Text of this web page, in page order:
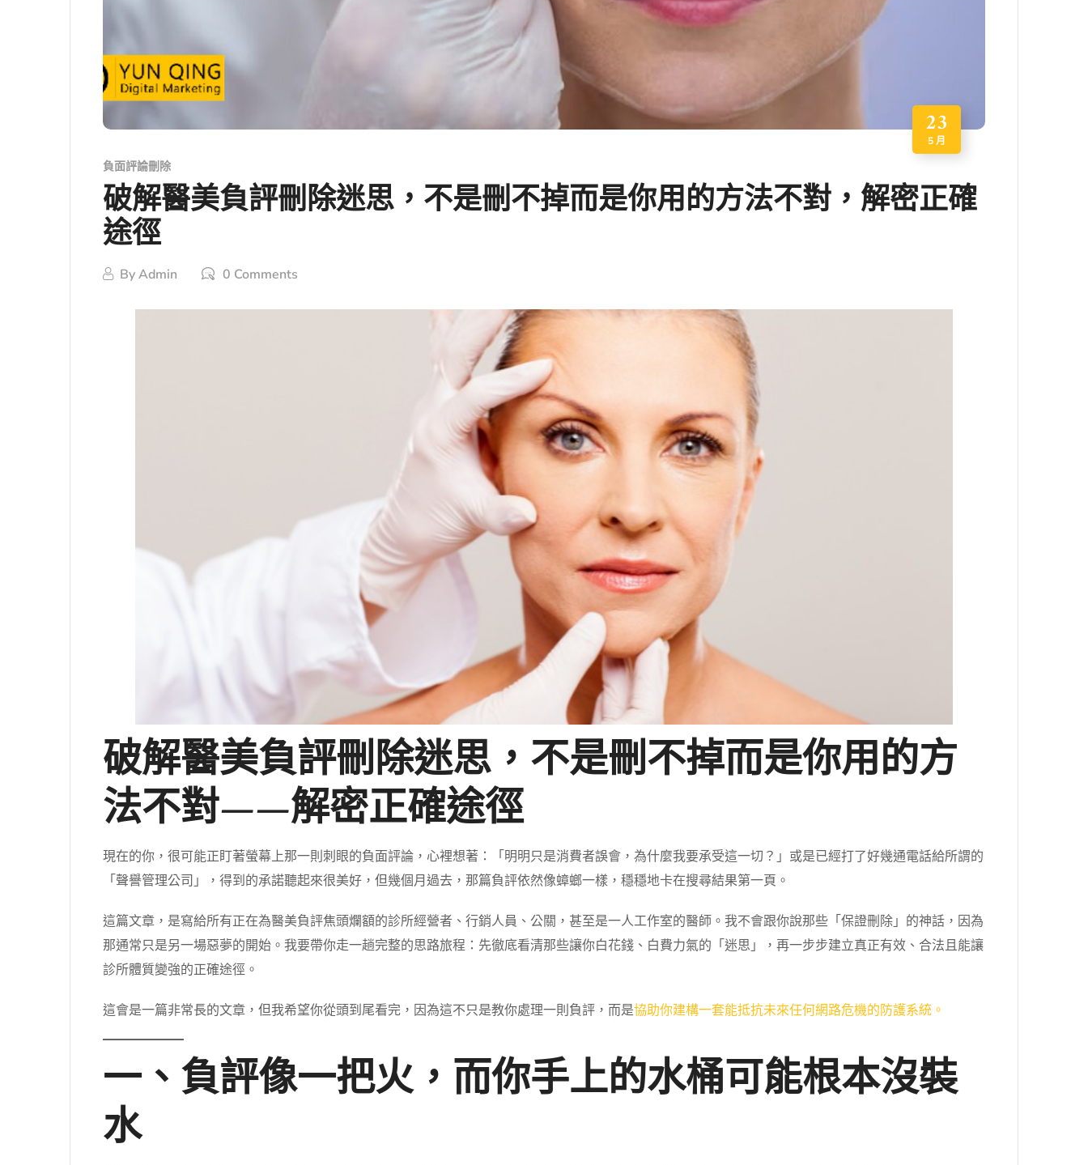
23
5 月
負面評論刪除
破解醫美負評刪除迷思，不是刪不掉而是你用的方法不對，解密正確
途徑
ByAdmin 0 Comments
破解醫美負評刪除迷思，不是刪不掉而是你用的方
法不對——解密正確途徑
現在的你，很可能正盯著螢幕上那一則刺眼的負面評論，心裡想著：「明明只是消費者誤會，為什麼我要承受這一切？」或是已經打了好幾通電話給所謂的
「聲譽管理公司」，得到的承諾聽起來很美好，但幾個月過去，那篇負評依然像蟑螂一樣，穩穩地卡在搜尋結果第一頁。
這篇文章，是寫給所有正在為醫美負評焦頭爛額的診所經營者、行銷人員、公關，甚至是一人工作室的醫師。我不會跟你說那些「保證刪除」的神話，因為
那通常只是另一場惡夢的開始。我要帶你走一趟完整的思路旅程：先徹底看清那些讓你白花錢、白費力氣的「迷思」，再一步步建立真正有效、合法且能讓
診所體質變強的正確途徑。
這會是一篇非常長的文章，但我希望你從頭到尾看完，因為這不只是教你處理一則負評，而是協助你建構一套能抵抗未來任何網路危機的防護系統。
一、負評像一把火，而你手上的水桶可能根本沒裝
水